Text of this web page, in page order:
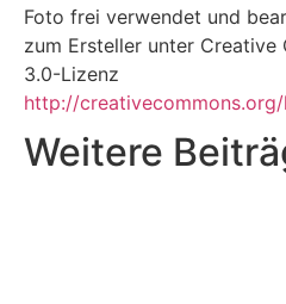
Foto frei verwendet und
zum Ersteller unter
3.0-Lizenz
http://
Weitere